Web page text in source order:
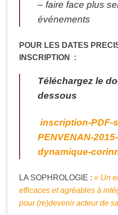
– faire face plus
événements
POUR LES DATES
INSCRIPTION :
Téléchargez le
dessous
inscription-PDF-
PENVENAN-
dynamique-
LA SOPHROLOGIE : « Un
efficaces et agréables à
pour (re)devenir acteurde